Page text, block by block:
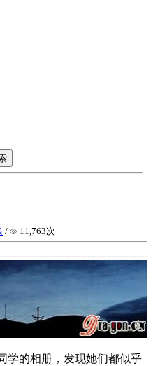
/ 11,763次
的相册，发现她们都似乎